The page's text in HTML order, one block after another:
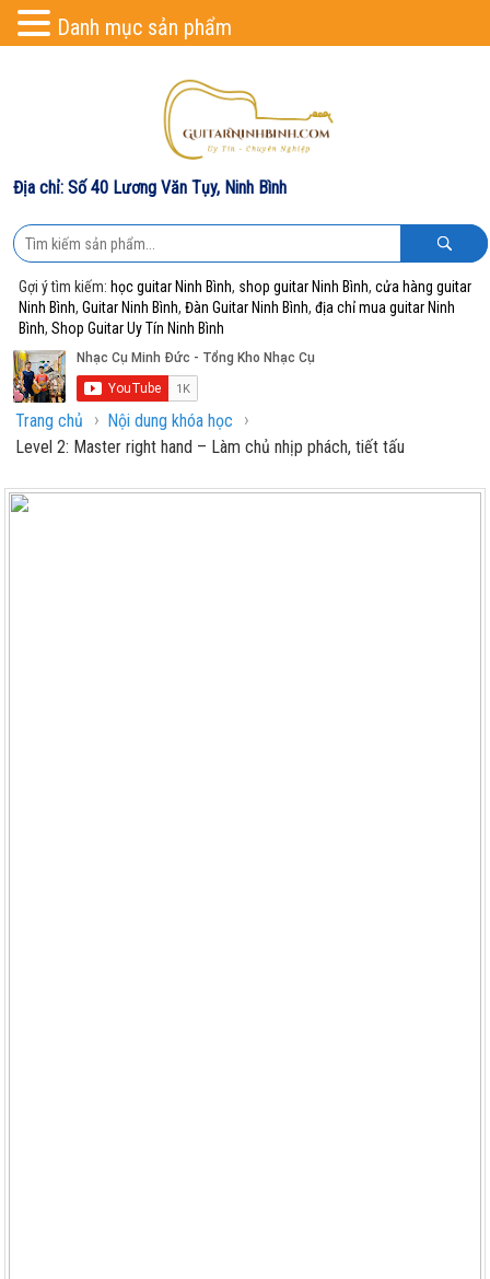
Địa chỉ: Số 40 Lương Văn Tụy, Ninh Bình
Gợi ý tìm kiếm: học guitar Ninh Bình, shop guitar Ninh Bình,cửa hàng guitar
Ninh Bình,Guitar Ninh Bình,Đàn Guitar Ninh Bình,địa chỉ mua guitar Ninh
Bình,Shop Guitar Uy Tín Ninh Bình
Trang chủ › Nội dung khóa học ›
Level 2: Master right hand – Làm chủ nhịp phách, tiết tấu
Danh mục sản phẩm